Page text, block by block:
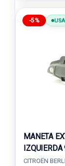
-5%
MANETA
CITROËN